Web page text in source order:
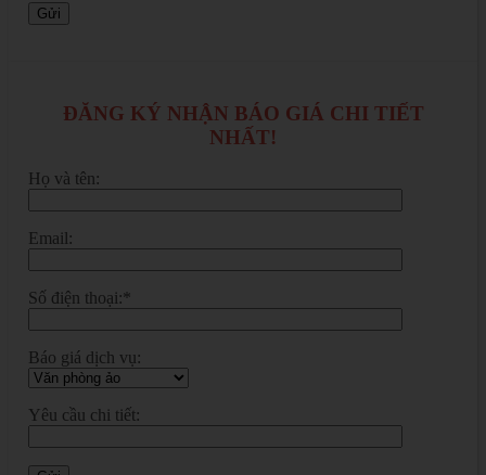
ĐĂNG KÝ NHẬN BÁO GIÁ CHI TIẾT
NHẤT!
Họ và tên:
Email:
Số điện thoại:*
Báo giá dịch vụ:
Yêu cầu chi tiết: